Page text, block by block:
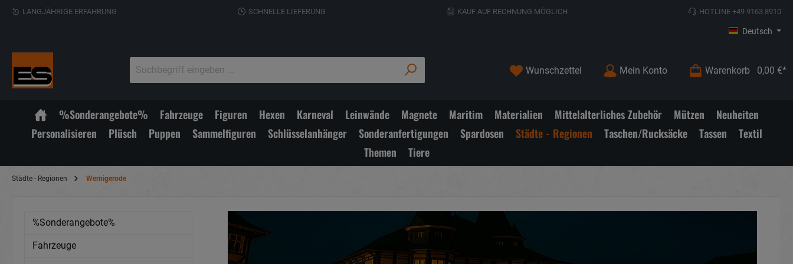
LANGJÄHRIGE ERFAHRUNG SCHNELLE LIEFERUNG KAUF AUF RECHNUNG MÖGLICH HOTLINE +49 9163 8910
Deutsch
Wunschzettel Mein Konto Warenkorb 0,00 €*
%Sonderangebote% Fahrzeuge Figuren Hexen Karneval Leinwände Magnete Maritim Materialien Mittelalterliches Zubehör Mützen
Neuheiten
Personalisieren
Plüsch Puppen Sammelfiguren Schlüsselanhänger Sonderanfertigungen Spardosen Städte - Regionen Taschen/Rucksäcke Tassen
Textil
Themen
Tiere
Städte - Regionen Wernigerode
%Sonderangebote%
Fahrzeuge